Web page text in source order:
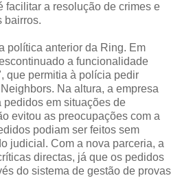
facilitar a resolução de crimes e
bairros.
política anterior da Ring. Em
a funcionalidade
que permitia à polícia pedir
Na altura, a empresa
em situações de
evitou as preocupações com a
podiam ser feitos sem
judicial. Com a nova parceria, a
directas, já que os pedidos
do sistema de gestão de provas